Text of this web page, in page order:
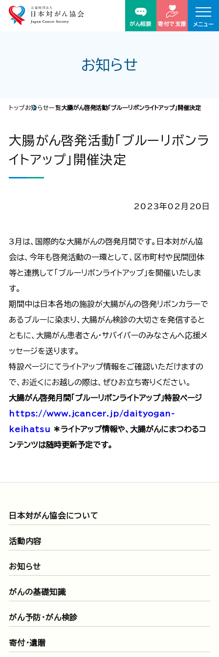
がん相談 寄付で支援 メニュー
お知らせ
トップお知らせ一覧大腸がん啓発活動「ブルーリボンライトアップ」開催決定
大腸がん啓発活動「ブルーリボンラ
イトアップ」開催決定
2023年02月20日
3月は、国際的な大腸がんの啓発月間です。日本対がん協
会は、今年も啓発活動の一環として、区市町村や民間団体
等と連携して「ブルーリボンライトアップ」を開催いたしま
す。
期間中は日本各地の施設が大腸がんの啓発リボンカラーで
あるブルーに染まり、大腸がん検診の大切さを発信すると
ともに、大腸がん患者さん・サバイバーのみなさんへ応援メ
ッセージを送ります。
特設ページにてライトアップ情報をご確認いただけますの
で、お近くにお越しの際は、ぜひお立ち寄りください。
大腸がん啓発月間「ブルーリボンライトアップ」特設ページ
https://www.jcancer.jp/daityogan-
keihatsu ＊ライトアップ情報や、大腸がんにまつわるコ
ンテンツは随時更新予定です。
日本対がん協会について
活動内容
お知らせ
がんの基礎知識
がん予防・がん検診
寄付・遺贈